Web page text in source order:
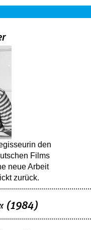
den
Films
neue Arbeit
zurück.
(1984)